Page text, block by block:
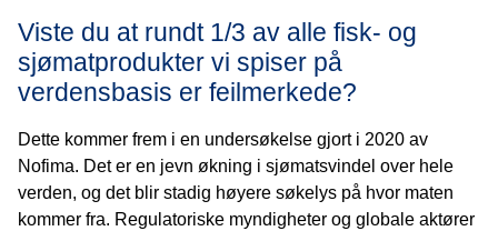
Viste du at rundt 1/3 av alle fisk- og
sjømatprodukter vi spiser på
verdensbasis er feilmerkede?
Dette kommer frem i en undersøkelse gjort i 2020 av
Nofima. Det er en jevn økning i sjømatsvindel over hele
verden, og det blir stadig høyere søkelys på hvor maten
kommer fra. Regulatoriske myndigheter og globale aktører